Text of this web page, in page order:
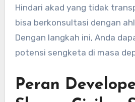
Hindari akad yang tidak
bisa berkonsultasi dengan
Dengan langkah ini, Anda
potensi sengketa di masa
Peran